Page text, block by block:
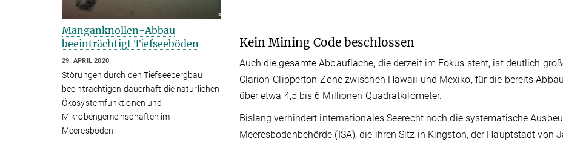
Kein Mining Code beschlossen
Auch die gesamte Abbaufläche, die derzeit im Fokus steht, ist deutlich
Clarion-Clipperton-Zone zwischen Hawaii und Mexiko, für die bereits
über etwa 4,5 bis 6 Millionen Quadratkilometer.
Bislang verhindert internationales Seerecht noch die systematische
Meeresbodenbehörde (ISA), die ihren Sitz in Kingston, der Hauptstadt von
Manganknollen-Abbau
beeinträchtigt Tiefseeböden
29. APRIL 2020
Störungen durch den Tiefseebergbau
beeinträchtigen dauerhaft die natürlichen
Ökosystemfunktionen und
Mikrobengemeinschaften im
Meeresboden